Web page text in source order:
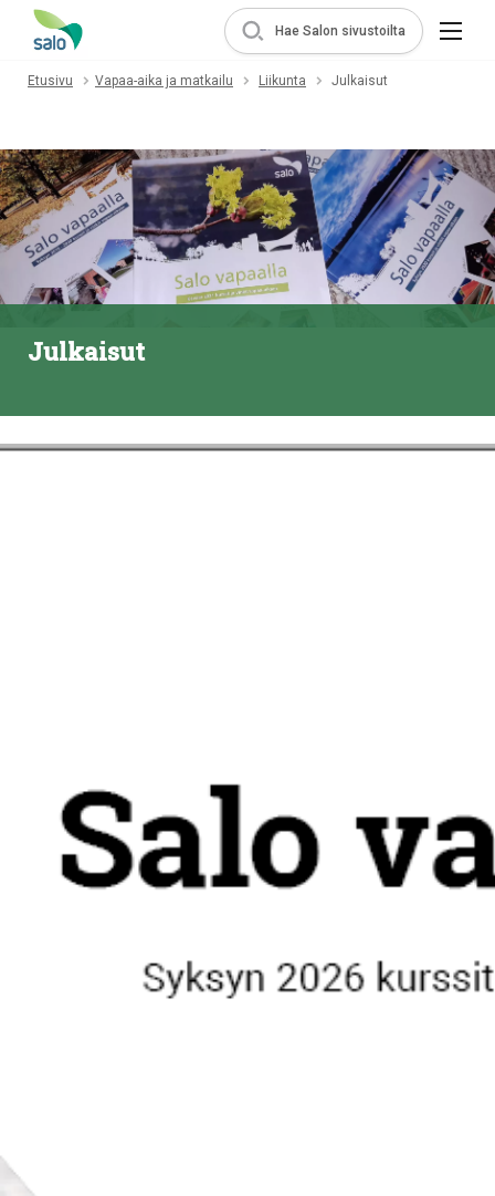
Hae Salon sivustoilta
Etusivu Vapaa-aika ja matkailu Liikunta Julkaisut
Julkaisut